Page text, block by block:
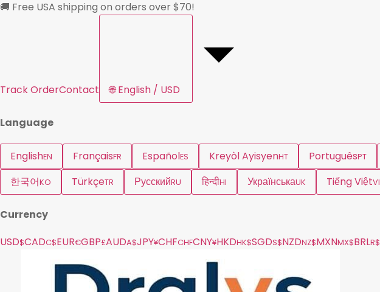
🚚 Free USA shipping on orders over $70!
Track OrderContact 🌐English / USD
Language
EnglishEN FrançaisFR EspañolES Kreyòl AyisyenHT PortuguêsPT
한국어KO TürkçeTR РусскийRU हिन्दीHI УкраїнськаUK Tiếng ViệtVI
Currency
USD$CADC$EUR€GBP£AUDA$JPY¥CHFCHFCNY¥HKDHK$SGDS$NZDNZ$MXNMX$BRLR$